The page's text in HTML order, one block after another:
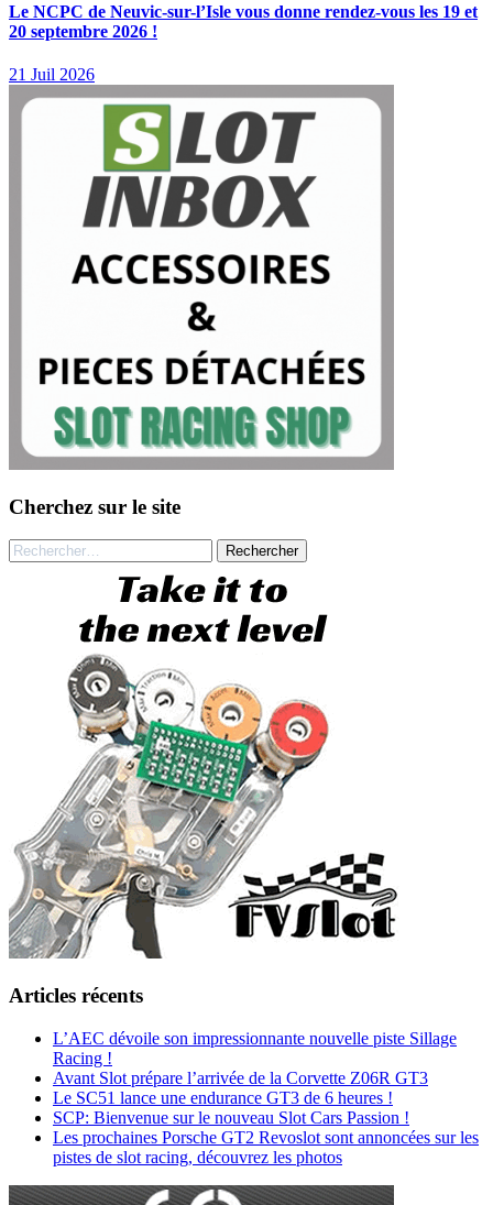
Le NCPC de Neuvic-sur-l’Isle vous donne rendez-vous les 19 et
20 septembre 2026 !
21 Juil 2026
Cherchez sur le site
Rechercher :
Articles récents
L’AEC dévoile son impressionnante nouvelle piste Sillage
Racing !
Avant Slot prépare l’arrivée de la Corvette Z06R GT3
Le SC51 lance une endurance GT3 de 6 heures !
SCP: Bienvenue sur le nouveau Slot Cars Passion !
Les prochaines Porsche GT2 Revoslot sont annoncées sur les
pistes de slot racing, découvrez les photos